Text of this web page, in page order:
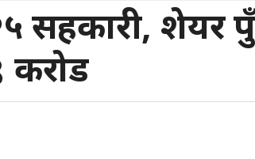
सहकारी, शेयर
करोड